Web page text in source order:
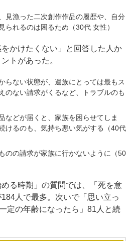
見漁った二次創作作品の履歴や、自分
られるのは困るため（30代 女性）
かけたくない」と回答した人か
トがあった。
らない状態が、遺族にとっては最もス
のない請求がくるなど、トラブルのも
などが届くと、家族を困らせてしま
けるのも、気持ち悪い気がする（40代
のの請求が家族に行かないように（50
る時期」の質問では、「死を意
人で最多。次いで「思い立っ
定の年齢になったら」81人と続